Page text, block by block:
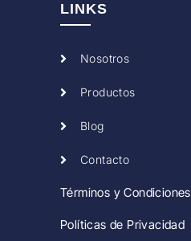
LINKS
Nosotros
Productos
Blog
Contacto
Términos y Condiciones
Políticas de Privacidad